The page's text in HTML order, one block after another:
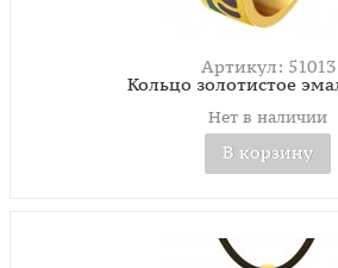
Артикул: 51013
Кольцо золотистое
Нет в наличии
В корзину